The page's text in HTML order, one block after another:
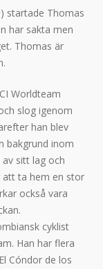
startade Thomas
har sakta men
Thomas är
Worldteam
slog igenom
han blev
bakgrund inom
sitt lag och
att ta hem en stor
också vara
cyklist
Han har flera
Cóndor de los